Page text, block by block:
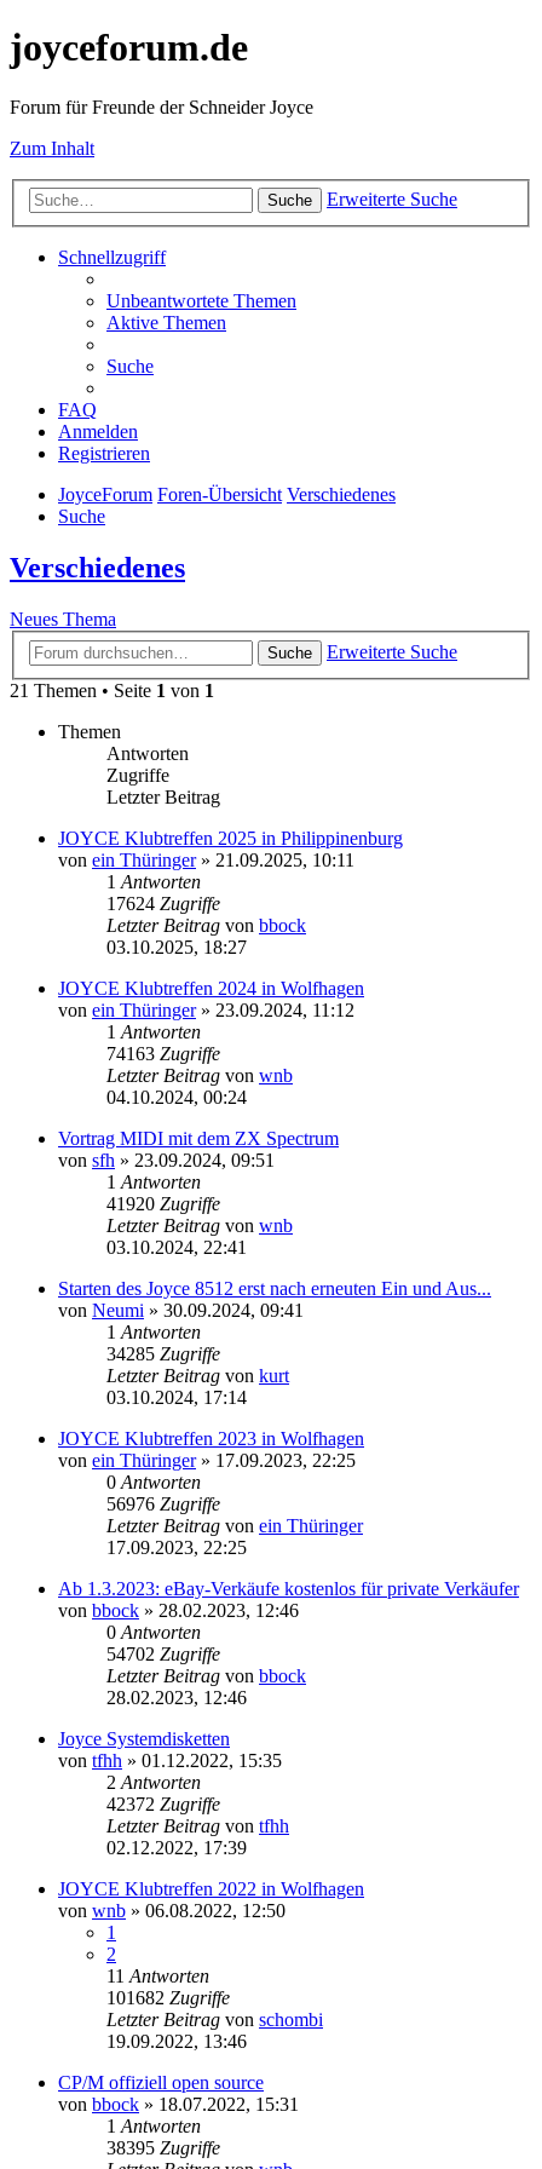
joyceforum.de
Forum für Freunde der Schneider Joyce
Zum Inhalt
Suche Erweiterte Suche
Schnellzugriff
Unbeantwortete Themen
Aktive Themen
Suche
FAQ
Anmelden
Registrieren
JoyceForum Foren-Übersicht Verschiedenes
Suche
Verschiedenes
Neues Thema
Suche
Erweiterte Suche
21 Themen • Seite 1 von 1
Themen
Antworten
Zugriffe
Letzter Beitrag
JOYCE Klubtreffen 2025 in Philippinenburg
von ein Thüringer» 21.09.2025, 10:11
1 Antworten
17624 Zugriffe
Letzter Beitrag von bbock
03.10.2025, 18:27
JOYCE Klubtreffen 2024 in Wolfhagen
von ein Thüringer» 23.09.2024, 11:12
1 Antworten
74163 Zugriffe
Letzter Beitrag von wnb
04.10.2024, 00:24
Vortrag MIDI mit dem ZX Spectrum
von sfh » 23.09.2024, 09:51
1 Antworten
41920 Zugriffe
Letzter Beitrag von wnb
03.10.2024, 22:41
Starten des Joyce 8512 erst nach erneuten Ein und Aus...
von Neumi » 30.09.2024, 09:41
1 Antworten
34285 Zugriffe
Letzter Beitrag von kurt
03.10.2024, 17:14
JOYCE Klubtreffen 2023 in Wolfhagen
von ein Thüringer» 17.09.2023, 22:25
0 Antworten
56976 Zugriffe
Letzter Beitrag von ein Thüringer
17.09.2023, 22:25
Ab 1.3.2023: eBay-Verkäufe kostenlos für private Verkäufer
von bbock » 28.02.2023, 12:46
0 Antworten
54702 Zugriffe
Letzter Beitrag von bbock
28.02.2023, 12:46
Joyce Systemdisketten
von tfhh » 01.12.2022, 15:35
2 Antworten
42372 Zugriffe
Letzter Beitrag von tfhh
02.12.2022, 17:39
JOYCE Klubtreffen 2022 in Wolfhagen
von wnb » 06.08.2022, 12:50
1
2
11 Antworten
101682 Zugriffe
Letzter Beitrag von schombi
19.09.2022, 13:46
CP/M offiziell open source
von bbock » 18.07.2022, 15:31
1 Antworten
38395 Zugriffe